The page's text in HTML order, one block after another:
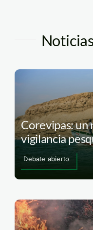
Corevipas: un
vigilancia
Debate abierto